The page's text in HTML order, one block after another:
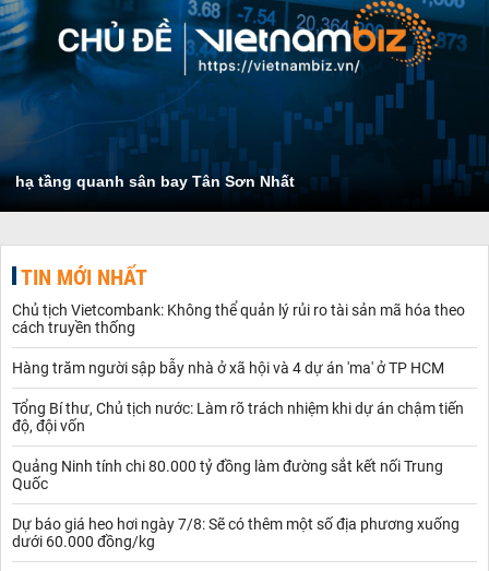
hạ tầng quanh sân bay Tân Sơn Nhất
TIN MỚI NHẤT
Chủ tịch Vietcombank: Không thể quản lý rủi ro tài sản mã hóa theo
cách truyền thống
Hàng trăm người sập bẫy nhà ở xã hội và 4 dự án 'ma' ở TP HCM
Tổng Bí thư, Chủ tịch nước: Làm rõ trách nhiệm khi dự án chậm tiến
độ, đội vốn
Quảng Ninh tính chi 80.000 tỷ đồng làm đường sắt kết nối Trung
Quốc
Dự báo giá heo hơi ngày 7/8: Sẽ có thêm một số địa phương xuống
dưới 60.000 đồng/kg